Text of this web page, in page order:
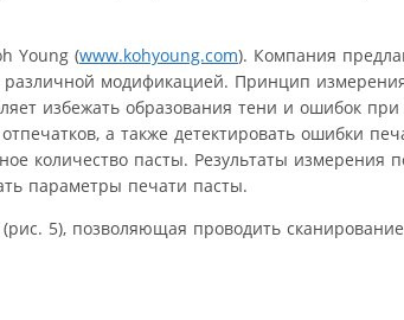
Young (www.kohyoung.com). Компания
модификацией. Принцип
избежать образования тени и ошибок
а также детектировать ошибки
количество пасты. Результаты измерения
параметры печати пасты.
5), позволяющая проводить